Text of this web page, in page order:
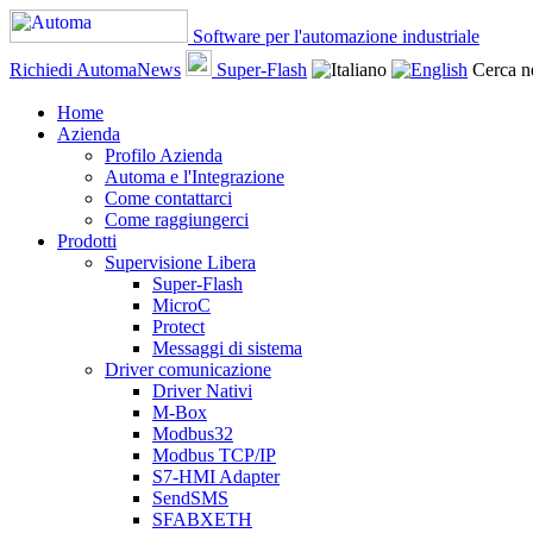
Software per l'automazione industriale
Richiedi AutomaNews
Super-Flash Cerca
Home
Azienda
Profilo Azienda
Automa e l'Integrazione
Come contattarci
Come raggiungerci
Prodotti
Supervisione Libera
Super-Flash
MicroC
Protect
Messaggi di sistema
Driver comunicazione
Driver Nativi
M-Box
Modbus32
Modbus TCP/IP
S7-HMI Adapter
SendSMS
SFABXETH